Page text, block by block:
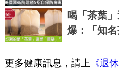
院建議5招
喝「茶葉
爆：「知
藥」，再
門｜每日
更多健康訊息，請上 《退